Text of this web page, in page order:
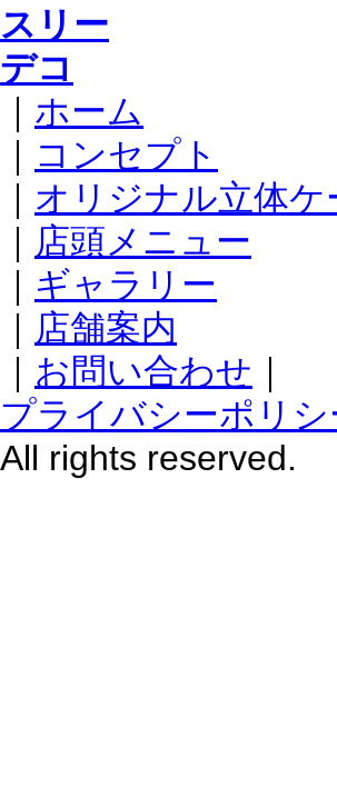
ホーム
コンセプト
オリジナル立体ケ
店頭メニュー
ギャラリー
店舗案内
お問い合わせ
プライバシーポリシ
All rights reserved.